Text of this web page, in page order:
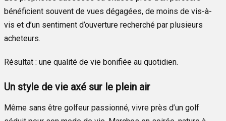
bénéficient souvent de vues dégagées, de moins de vis-à-
vis et d’un sentiment d’ouverture recherché par plusieurs
acheteurs.
Résultat : une qualité de vie bonifiée au quotidien.
Un style de vie axé sur le plein air
Même sans être golfeur passionné, vivre près d’un golf